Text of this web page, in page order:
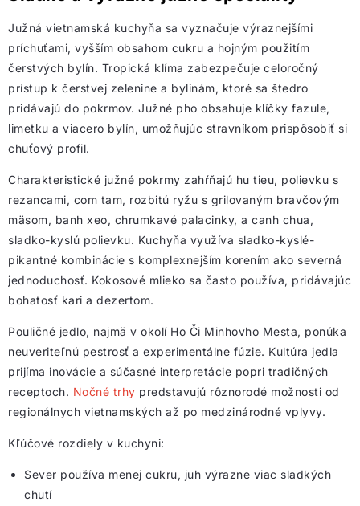
Južná vietnamská kuchyňa sa vyznačuje výraznejšími
príchuťami, vyšším obsahom cukru a hojným použitím
čerstvých bylín. Tropická klíma zabezpečuje celoročný
prístup k čerstvej zelenine a bylinám, ktoré sa štedro
pridávajú do pokrmov. Južné pho obsahuje klíčky fazule,
limetku a viacero bylín, umožňujúc stravníkom prispôsobiť si
chuťový profil.
Charakteristické južné pokrmy zahŕňajú hu tieu, polievku s
rezancami, com tam, rozbitú ryžu s grilovaným bravčovým
mäsom, banh xeo, chrumkavé palacinky, a canh chua,
sladko-kyslú polievku. Kuchyňa využíva sladko-kyslé-
pikantné kombinácie s komplexnejším korením ako severná
jednoduchosť. Kokosové mlieko sa často používa, pridávajúc
bohatosť kari a dezertom.
Pouličné jedlo, najmä v okolí Ho Či Minhovho Mesta, ponúka
neuveriteľnú pestrosť a experimentálne fúzie. Kultúra jedla
prijíma inovácie a súčasné interpretácie popri tradičných
receptoch. Nočné trhy predstavujú rôznorodé možnosti od
regionálnych vietnamských až po medzinárodné vplyvy.
Kľúčové rozdiely v kuchyni:
Sever používa menej cukru, juh výrazne viac sladkých
chutí